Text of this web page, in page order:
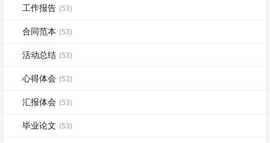
工作报告 (53)
合同范本 (53)
活动总结 (53)
心得体会 (53)
汇报体会 (53)
毕业论文 (53)